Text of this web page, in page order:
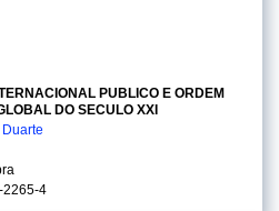
PUBLICO E ORDEM
DO SECULO XXI
2265-4